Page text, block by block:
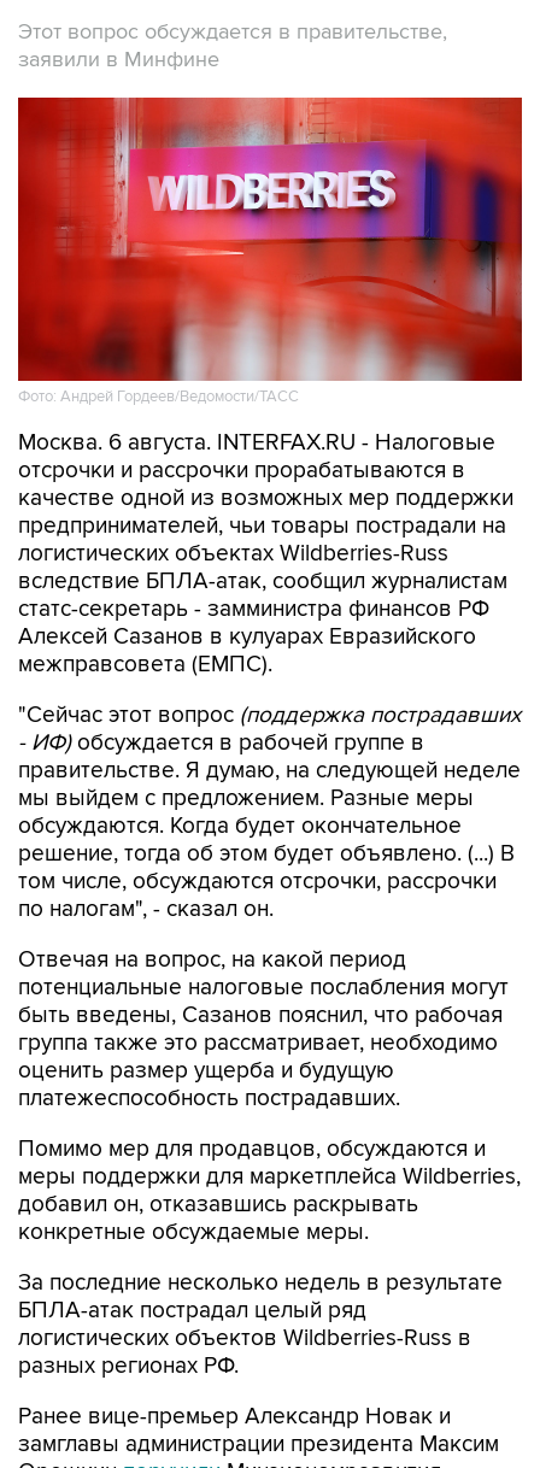
Этот вопрос обсуждается в правительстве,
заявили в Минфине
Фото: Андрей Гордеев/Ведомости/ТАСС
Москва. 6 августа. INTERFAX.RU - Налоговые
отсрочки и рассрочки прорабатываются в
качестве одной из возможных мер поддержки
предпринимателей, чьи товары пострадали на
логистических объектах Wildberries-Russ
вследствие БПЛА-атак, сообщил журналистам
статс-секретарь - замминистра финансов РФ
Алексей Сазанов в кулуарах Евразийского
межправсовета (ЕМПС).
"Сейчас этот вопрос (поддержка пострадавших
- ИФ)обсуждается в рабочей группе в
правительстве. Я думаю, на следующей неделе
мы выйдем с предложением. Разные меры
обсуждаются. Когда будет окончательное
решение, тогда об этом будет объявлено. (...) В
том числе, обсуждаются отсрочки, рассрочки
по налогам", - сказал он.
Отвечая на вопрос, на какой период
потенциальные налоговые послабления могут
быть введены, Сазанов пояснил, что рабочая
группа также это рассматривает, необходимо
оценить размер ущерба и будущую
платежеспособность пострадавших.
Помимо мер для продавцов, обсуждаются и
меры поддержки для маркетплейса Wildberries,
добавил он, отказавшись раскрывать
конкретные обсуждаемые меры.
За последние несколько недель в результате
БПЛА-атак пострадал целый ряд
логистических объектов Wildberries-Russ в
разных регионах РФ.
Ранее вице-премьер Александр Новак и
замглавы администрации президента Максим